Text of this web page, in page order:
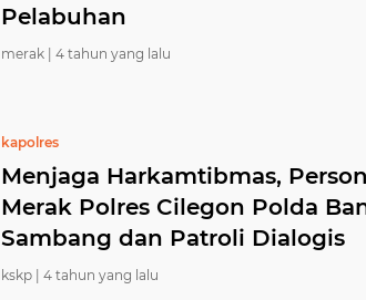
Pelabuhan
merak | 4 tahun yang lalu
kapolres
Menjaga Harkamtibmas,
Merak Polres Cilegon Polda
Sambang dan Patroli Dialogis
kskp | 4 tahun yang lalu